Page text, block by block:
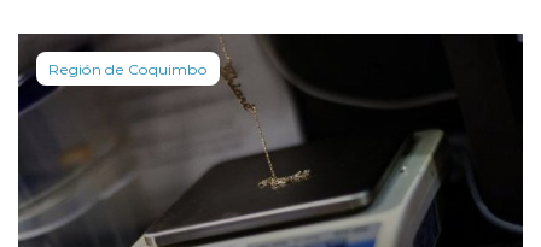
Región de Coquimbo